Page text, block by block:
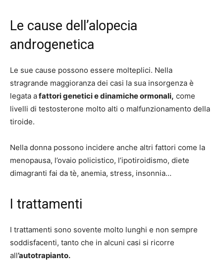
Le cause dell’alopecia
androgenetica
Le sue cause possono essere molteplici. Nella
stragrande maggioranza dei casi la sua insorgenza è
legata afattori genetici e dinamiche ormonali, come
livelli di testosterone molto alti o malfunzionamento della
tiroide.
Nella donna possono incidere anche altri fattori come la
menopausa, l’ovaio policistico, l’ipotiroidismo, diete
dimagranti fai da tè, anemia, stress, insonnia…
I trattamenti
I trattamenti sono sovente molto lunghi e non sempre
soddisfacenti, tanto che in alcuni casi si ricorre
all’autotrapianto.